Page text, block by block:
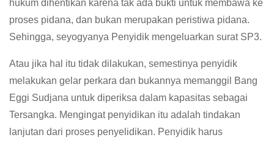
hukum dihentikan karena tak ada bukti untuk membawa ke
proses pidana, dan bukan merupakan peristiwa pidana.
Sehingga, seyogyanya Penyidik mengeluarkan surat SP3.
Atau jika hal itu tidak dilakukan, semestinya penyidik
melakukan gelar perkara dan bukannya memanggil Bang
Eggi Sudjana untuk diperiksa dalam kapasitas sebagai
Tersangka. Mengingat penyidikan itu adalah tindakan
lanjutan dari proses penyelidikan. Penyidik harus